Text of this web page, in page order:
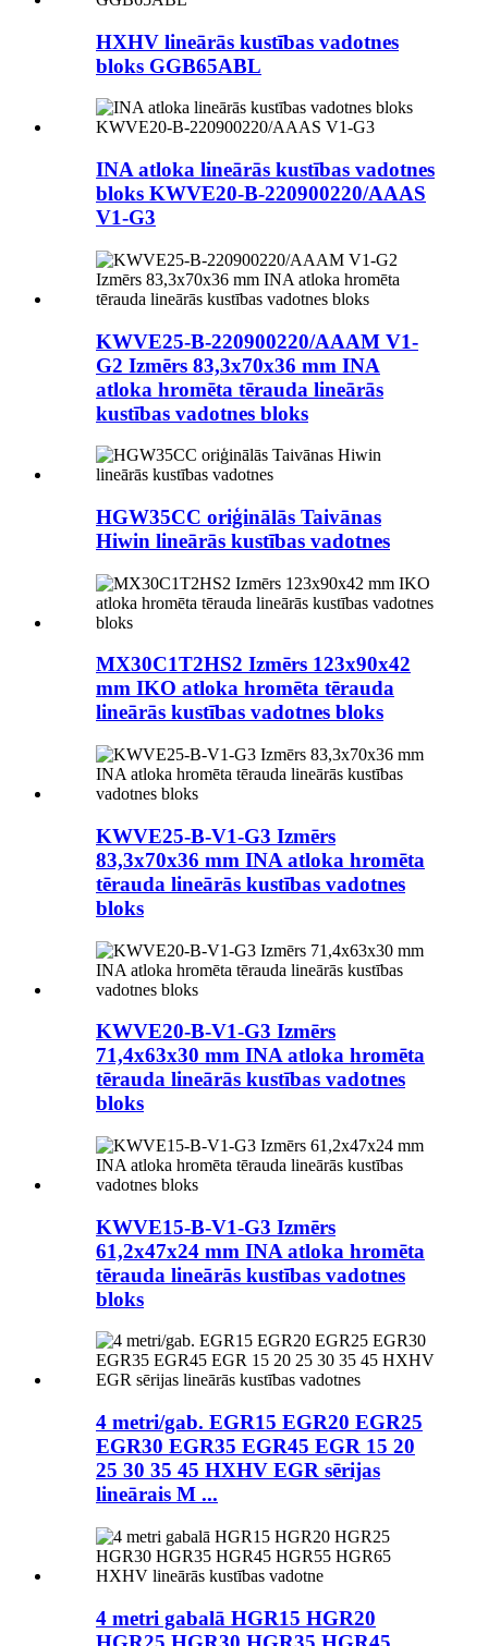
HXHV lineārās kustības vadotnes
bloks GGB65ABL
INA atloka lineārās kustības vadotnes
bloks KWVE20-B-220900220/AAAS
V1-G3
KWVE25-B-220900220/AAAM V1-
G2 Izmērs 83,3x70x36 mm INA
atloka hromēta tērauda lineārās
kustības vadotnes bloks
HGW35CC oriģinālās Taivānas
Hiwin lineārās kustības vadotnes
MX30C1T2HS2 Izmērs 123x90x42
mm IKO atloka hromēta tērauda
lineārās kustības vadotnes bloks
KWVE25-B-V1-G3 Izmērs
83,3x70x36 mm INA atloka hromēta
tērauda lineārās kustības vadotnes
bloks
KWVE20-B-V1-G3 Izmērs
71,4x63x30 mm INA atloka hromēta
tērauda lineārās kustības vadotnes
bloks
KWVE15-B-V1-G3 Izmērs
61,2x47x24 mm INA atloka hromēta
tērauda lineārās kustības vadotnes
bloks
4 metri/gab. EGR15 EGR20 EGR25
EGR30 EGR35 EGR45 EGR 15 20
25 30 35 45 HXHV EGR sērijas
lineārais M ...
4 metri gabalā HGR15 HGR20